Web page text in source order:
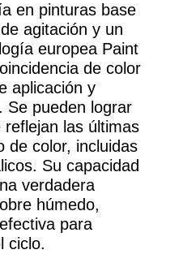
en pinturas base
agitación y un
europea Paint
de color
aplicación y
Se pueden lograr
las últimas
de color, incluidas
Su capacidad
verdadera
húmedo,
para
ciclo.